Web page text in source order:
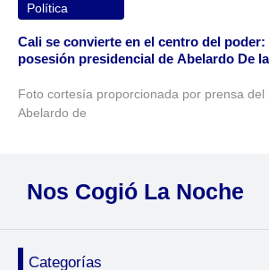
Política
Cali se convierte en el centro del
posesión presidencial de Abelardo De
Foto cortesía proporcionada por prensa del
Abelardo de
Nos Cogió La Noche
Categorías